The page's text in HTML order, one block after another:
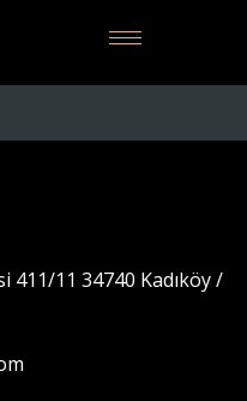
411/11 34740 Kadıköy /